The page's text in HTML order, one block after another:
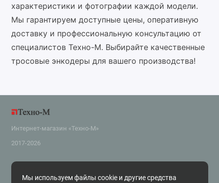
характеристики и фотографии каждой модели.
Мы гарантируем доступные цены, оперативную
доставку и профессиональную консультацию от
специалистов Техно-М. Выбирайте качественные
тросовые энкодеры для вашего производства!
Мы используем файлы cookie и другие средства
Интернет-магазин «Техно-М»
2017-2026
Поддержка